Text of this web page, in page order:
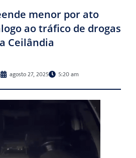
menor por ato
ao tráfico de drogas
Ceilândia
agosto 27, 2025 5:20 am